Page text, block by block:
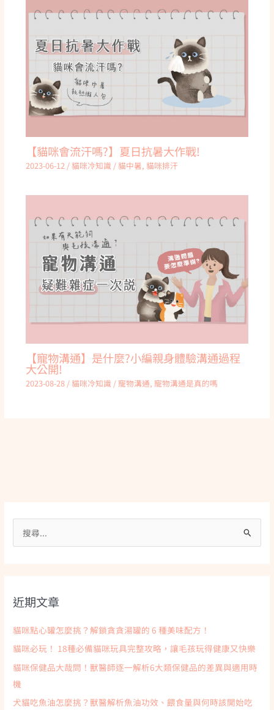
尋
字
近期文章
貓咪點心罐怎麼挑？解鎖貪貪湯罐的 6 種美味配方！
貓咪必玩！ 18種必備貓咪玩具完整攻略，讓毛孩玩得健康又快樂
貓咪保健品大哉問！獸醫師逐一解析6大類保健品的差異與適用時
機
犬貓吃魚油怎麼挑？獸醫解析魚油功效、餵食量與何時該開始吃
【貓咪會流汗嗎?】夏日抗暑大作戰!
2023-06-12 /貓咪冷知識 /貓中暑, 貓咪排汗
【寵物溝通】是什麼?小編親身體驗溝通過程
大公開!
2023-08-28 /貓咪冷知識 /寵物溝通, 寵物溝通是真的嗎